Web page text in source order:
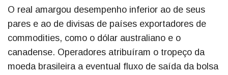
O real amargou desempenho inferior ao de seus
pares e ao de divisas de países exportadores de
commodities, como o dólar australiano e o
canadense. Operadores atribuíram o tropeço da
moeda brasileira a eventual fluxo de saída da bolsa